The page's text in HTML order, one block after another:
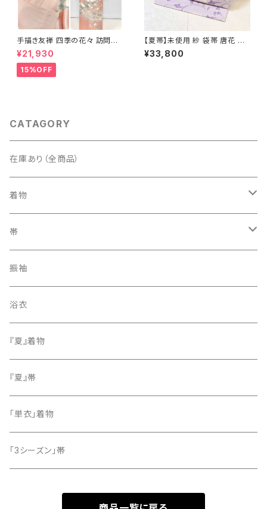
手描き友禅 四季の花々 訪問着
袷 正絹 サーモンピンク クリー
ム 白 桃花色 1434
¥21,930
15%OFF
【夏帯】未使用 紗 袋帯 唐花 正
絹 紫 白 淡藤色 729
¥33,800
CATAGORY
在庫あり（全商品）
着物
訪問着・付下げ
紬
色無地
小紋
留袖
帯
袋帯
名古屋帯
振袖
浴衣
『夏』着物
『夏』帯
「単衣」着物
「3シーズン」帯